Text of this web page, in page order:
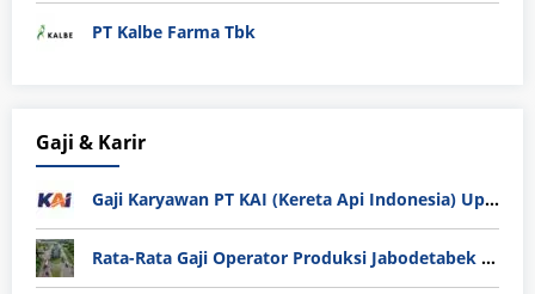
PT Kalbe Farma Tbk
Gaji & Karir
Gaji Karyawan PT KAI (Kereta Api Indonesia) Update 2025
Rata-Rata Gaji Operator Produksi Jabodetabek 2025: Bedah Tuntas UMK, Lemburan, dan Realita Hidup Buruh